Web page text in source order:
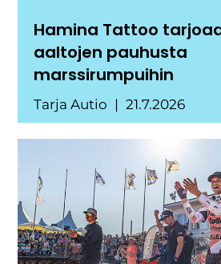
Hamina Tattoo
aaltojen pauhusta
marssirumpuihin
Tarja Autio 21.7.2026